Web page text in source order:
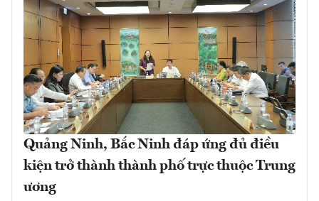
Quảng Ninh, Bắc Ninh đáp ứng đủ điều
kiện trở thành thành phố trực thuộc Trung
ương